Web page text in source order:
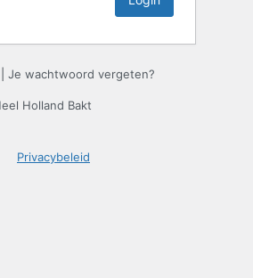
Je wachtwoord vergeten?
Holland Bakt
Privacybeleid